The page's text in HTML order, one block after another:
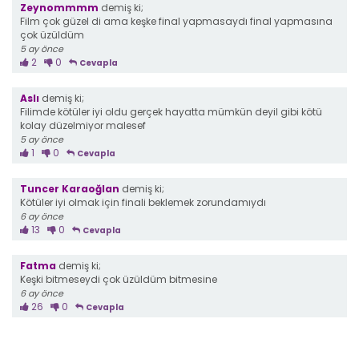
Zeynommmm demiş ki;
Film çok güzel di ama keşke final yapmasaydı final yapmasına
çok üzüldüm
5 ay önce
2 0 Cevapla
Aslı demiş ki;
Filimde kötüler iyi oldu gerçek hayatta mümkün deyil gibi kötü
kolay düzelmiyor malesef
5 ay önce
1 0 Cevapla
Tuncer Karaoğlan demiş ki;
Kötüler iyi olmak için finali beklemek zorundamıydı
6 ay önce
13 0 Cevapla
Fatma demiş ki;
Keşki bitmeseydi çok üzüldüm bitmesine
6 ay önce
26 0 Cevapla